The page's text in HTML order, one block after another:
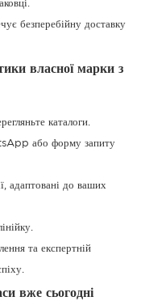
безперебійну доставку
власної марки з
каталоги.
або форму запиту
адаптовані до ваших
та експертній
вже сьогодні